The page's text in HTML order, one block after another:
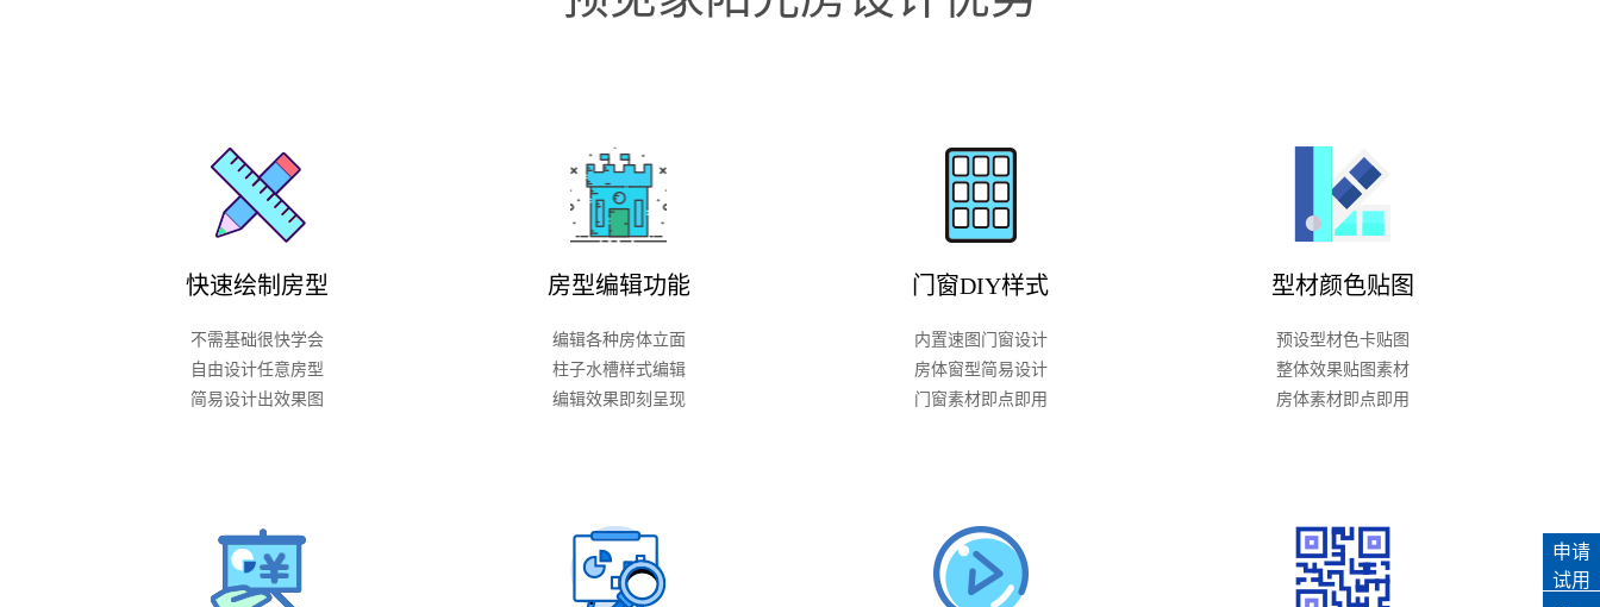
快速绘制房型
不需基础很快学会
自由设计任意房型
简易设计出效果图
房型编辑功能
编辑各种房体立面
柱子水槽样式编辑
编辑效果即刻呈现
门窗DIY样式
内置速图门窗设计
房体窗型简易设计
门窗素材即点即用
型材颜色贴图
预设型材色卡贴图
整体效果贴图素材
房体素材即点即用
申请
试用